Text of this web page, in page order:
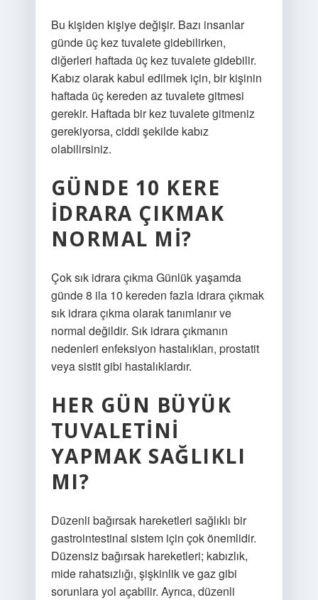
Bu kişiden kişiye değişir. Bazı insanlar
günde üç kez tuvalete gidebilirken,
diğerleri haftada üç kez tuvalete gidebilir.
Kabız olarak kabul edilmek için, bir kişinin
haftada üç kereden az tuvalete gitmesi
gerekir. Haftada bir kez tuvalete gitmeniz
gerekiyorsa, ciddi şekilde kabız
olabilirsiniz.
GÜNDE 10 KERE
IDRARA ÇIKMAK
NORMAL MI?
Çok sık idrara çıkma Günlük yaşamda
günde 8 ila 10 kereden fazla idrara çıkmak
sık idrara çıkma olarak tanımlanır ve
normal değildir. Sık idrara çıkmanın
nedenleri enfeksiyon hastalıkları, prostatit
veya sistit gibi hastalıklardır.
HER GÜN BÜYÜK
TUVALETINI
YAPMAK SAĞLIKLI
MI?
Düzenli bağırsak hareketleri sağlıklı bir
gastrointestinal sistem için çok önemlidir.
Düzensiz bağırsak hareketleri; kabızlık,
mide rahatsızlığı, şişkinlik ve gaz gibi
sorunlara yol açabilir. Ayrıca, düzenli